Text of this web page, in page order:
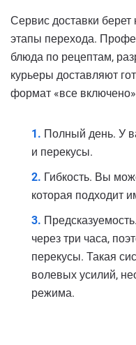
Сервис доставки
этапы перехода.
блюда по рецептам,
курьеры доставляют
формат «все
Полный день. У
и перекусы.
Гибкость. Вы
которая подходит
через три часа,
перекусы. Такая
волевых усилий,
режима.